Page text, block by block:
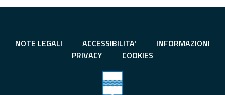
NOTE LEGALI ACCESSIBILITA'
INFORMAZIONI
PRIVACY
COOKIES